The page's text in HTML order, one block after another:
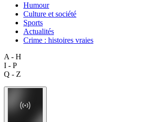
Humour
Culture et société
Sports
Actualités
Crime : histoires vraies
A - H
I - P
Q - Z